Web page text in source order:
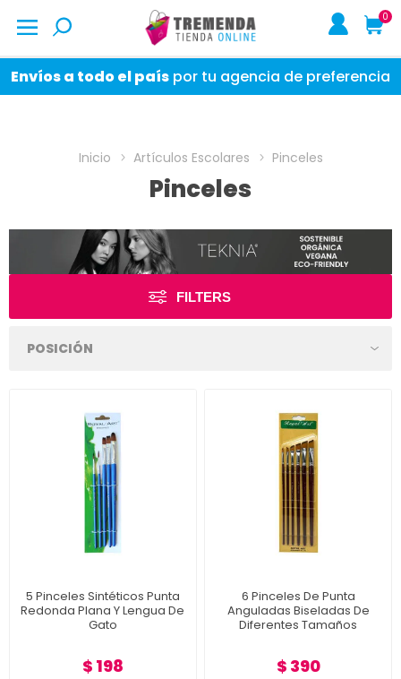
0
Envíos a todo el país por tu agencia de preferencia
Inicio Artículos Escolares Pinceles
Pinceles
FILTERS
5 Pinceles Sintéticos Punta
Redonda Plana Y Lengua De
Gato
$ 198
6 Pinceles De Punta
Anguladas Biseladas De
Diferentes Tamaños
$ 390